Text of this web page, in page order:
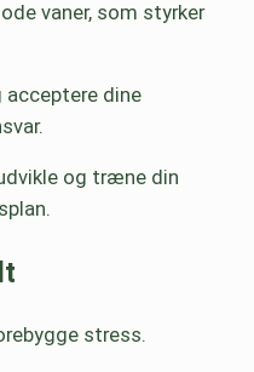
vaner, som styrker
acceptere dine
og træne din
stress.